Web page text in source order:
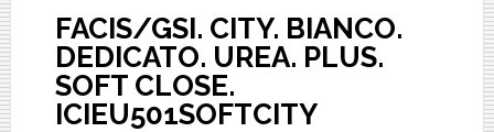
FACIS/GSI. CITY. BIANCO.
DEDICATO. UREA. PLUS.
SOFT CLOSE.
ICIEU501SOFTCITY